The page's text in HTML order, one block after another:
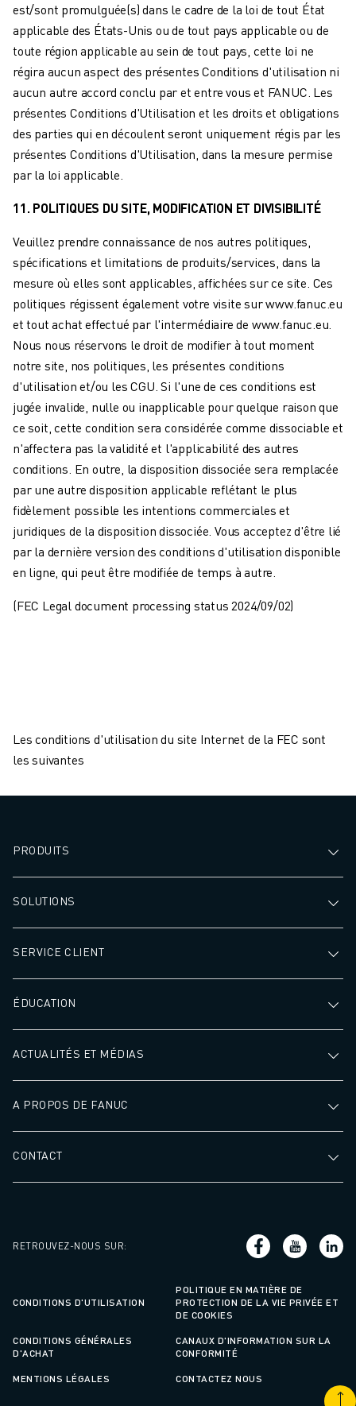
est/sont promulguée(s) dans le cadre de la loi de tout État
applicable des États-Unis ou de tout pays applicable ou de
toute région applicable au sein de tout pays, cette loi ne
régira aucun aspect des présentes Conditions d'utilisation ni
aucun autre accord conclu par et entre vous et FANUC. Les
présentes Conditions d'Utilisation et les droits et obligations
des parties qui en découlent seront uniquement régis par les
présentes Conditions d'Utilisation, dans la mesure permise
par la loi applicable.
11. POLITIQUES DU SITE, MODIFICATION ET DIVISIBILITÉ
Veuillez prendre connaissance de nos autres politiques,
spécifications et limitations de produits/services, dans la
mesure où elles sont applicables, affichées sur ce site. Ces
politiques régissent également votre visite sur www.fanuc.eu
et tout achat effectué par l'intermédiaire de www.fanuc.eu.
Nous nous réservons le droit de modifier à tout moment
notre site, nos politiques, les présentes conditions
d'utilisation et/ou les CGU. Si l'une de ces conditions est
jugée invalide, nulle ou inapplicable pour quelque raison que
ce soit, cette condition sera considérée comme dissociable et
n'affectera pas la validité et l'applicabilité des autres
conditions. En outre, la disposition dissociée sera remplacée
par une autre disposition applicable reflétant le plus
fidèlement possible les intentions commerciales et
juridiques de la disposition dissociée. Vous acceptez d'être lié
par la dernière version des conditions d'utilisation disponible
en ligne, qui peut être modifiée de temps à autre.
(FEC Legal document processing status 2024/09/02)
Les conditions d'utilisation du site Internet de la FEC sont
les suivantes
PRODUITS
SOLUTIONS
SERVICE CLIENT
ÉDUCATION
ACTUALITÉS ET MÉDIAS
A PROPOS DE FANUC
CONTACT
RETROUVEZ-NOUS SUR:
CONDITIONS D'UTILISATION
POLITIQUE EN MATIÈRE DE
PROTECTION DE LA VIE PRIVÉE ET
DE COOKIES
CONDITIONS GÉNÉRALES
D'ACHAT
CANAUX D'INFORMATION SUR LA
CONFORMITÉ
MENTIONS LÉGALES CONTACTEZ NOUS